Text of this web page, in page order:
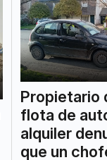
Propietario
flota de
alquiler
que un